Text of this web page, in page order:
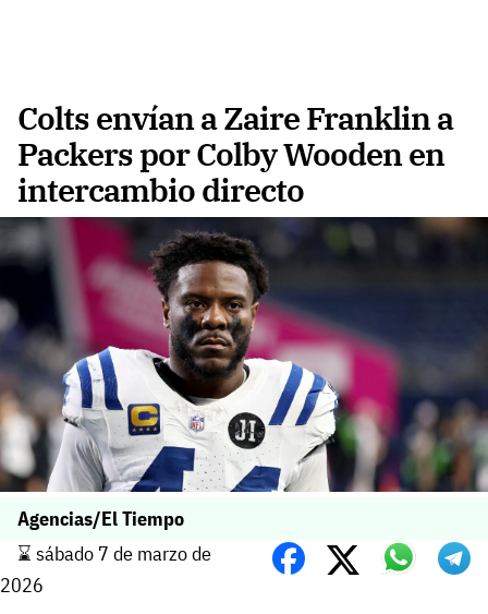
Colts envían a Zaire Franklin a
Packers por Colby Wooden en
intercambio directo
Agencias/El Tiempo
⌛️ sábado 7 de marzo de
2026